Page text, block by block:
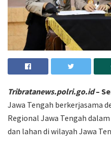
Tribratanews.polri.go.id–
Jawa Tengah berkerjasama
Regional Jawa Tengah
dan lahan di wilayah Jawa